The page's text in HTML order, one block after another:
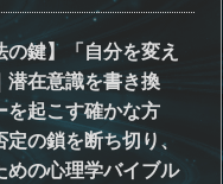
の鍵】「自分を変え
潜在意識を書き換
を起こす確かな方
の鎖を断ち切り、
めの心理学バイブル